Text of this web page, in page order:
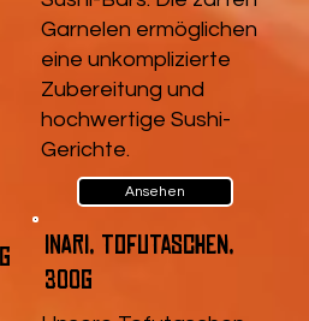
Garnelen ermöglichen
eine unkomplizierte
Zubereitung und
hochwertige Sushi-
Gerichte.
Ansehen
Inari, Tofutaschen,
300g